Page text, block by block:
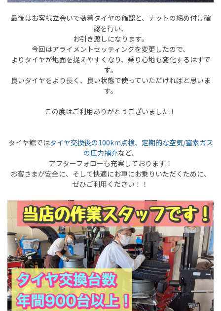
最後はお客様立会いで装着タイヤの確認と、ナットの締め付け確
認を行い、
お引き渡しになります。
今回はアライメントセッティングを変更したので、
よりタイヤが地面を捉えやすくなり、乗り心地も変化するはずで
す。
良いタイヤをより長く、良い状態で使っていただければと思いま
す。
この度はご利用ありがとうございました！
タイヤ館ではタイヤ交換後の100km点検、定期的な空気/窒素ガス
の圧力補充など、
アフターフォローも充実しております！
お客さまが安全に、そして快適にお車にお乗りいただくために、
ぜひご利用ください！！